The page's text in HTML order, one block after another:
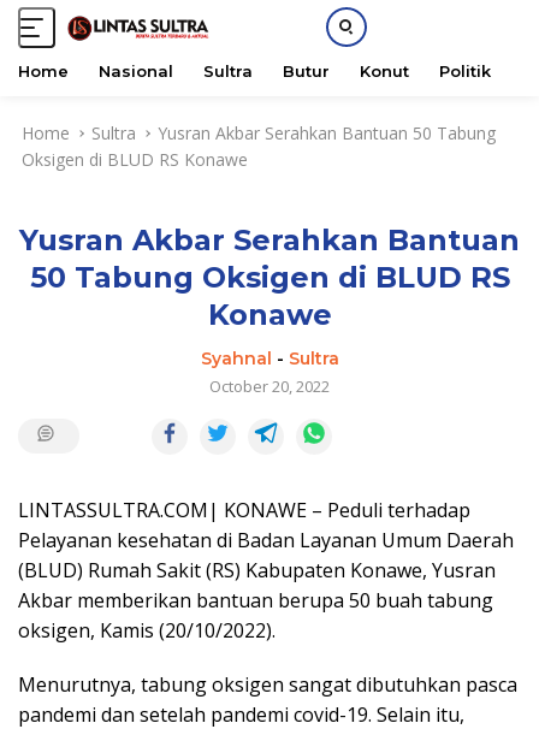
Home Nasional Sultra Butur Konut Politik
Home Sultra
Yusran Akbar Serahkan Bantuan 50 Tabung
Oksigen di BLUD RS Konawe
Yusran Akbar Serahkan Bantuan
50 Tabung Oksigen di BLUD RS
Konawe
Syahnal - Sultra
October 20, 2022
LINTASSULTRA.COM| KONAWE – Peduli terhadap
Pelayanan kesehatan di Badan Layanan Umum Daerah
(BLUD) Rumah Sakit (RS) Kabupaten Konawe, Yusran
Akbar memberikan bantuan berupa 50 buah tabung
oksigen, Kamis (20/10/2022).
Menurutnya, tabung oksigen sangat dibutuhkan pasca
pandemi dan setelah pandemi covid-19. Selain itu,